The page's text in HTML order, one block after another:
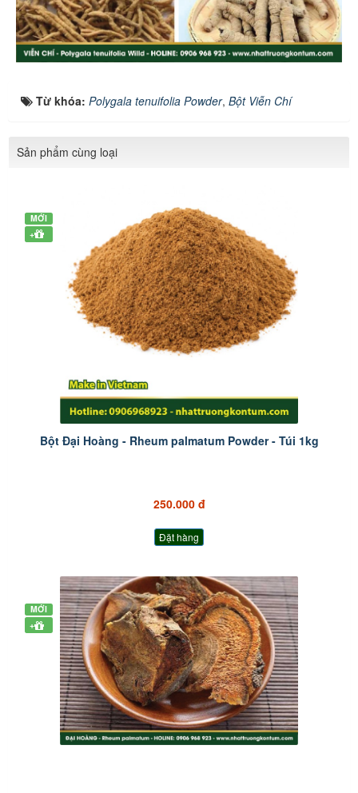
Từ khóa: Polygala tenuifolia Powder, Bột Viễn Chí
Sản phẩm cùng loại
MỚI
+
Bột Đại Hoàng - Rheum palmatum Powder - Túi 1kg
250.000 đ
Đặt hàng
MỚI
+